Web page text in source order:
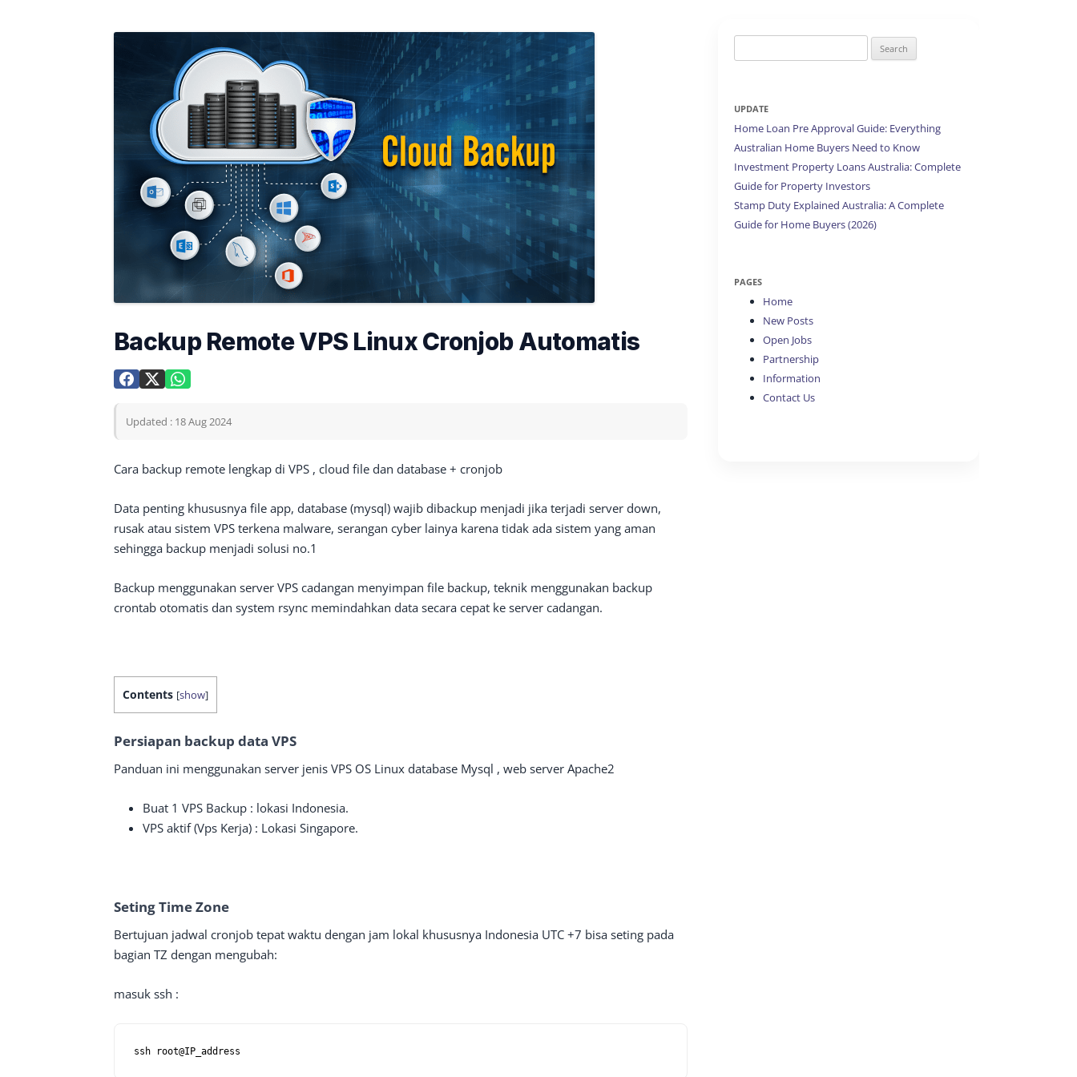
Backup Remote VPS Linux Cronjob Automatis
Updated : 18 Aug 2024
Cara backup remote lengkap di VPS , cloud file dan database + cronjob
Data penting khususnya file app, database (mysql) wajib dibackup menjadi jika terjadi server down,
rusak atau sistem VPS terkena malware, serangan cyber lainya karena tidak ada sistem yang aman
sehingga backup menjadi solusi no.1
Backup menggunakan server VPS cadangan menyimpan file backup, teknik menggunakan backup
crontab otomatis dan system rsync memindahkan data secara cepat ke server cadangan.
Contents [show]
Persiapan backup data VPS
Panduan ini menggunakan server jenis VPS OS Linux database Mysql , web server Apache2
Buat 1 VPS Backup : lokasi Indonesia.
VPS aktif (Vps Kerja) : Lokasi Singapore.
Seting Time Zone
Bertujuan jadwal cronjob tepat waktu dengan jam lokal khususnya Indonesia UTC +7 bisa seting pada
bagian TZ dengan mengubah:
masuk ssh :
ssh root@IP_address
for:
UPDATE
Home Loan Pre Approval Guide: Everything
Australian Home Buyers Need to Know
Investment Property Loans Australia: Complete
Guide for Property Investors
Stamp Duty Explained Australia: A Complete
Guide for Home Buyers (2026)
PAGES
Home
New Posts
Open Jobs
Partnership
Information
Contact Us